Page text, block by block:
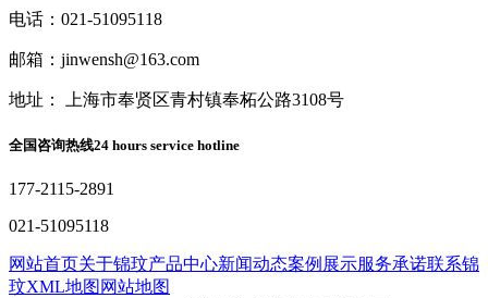
电话：021-51095118
邮箱：jinwensh@163.com
地址： 上海市奉贤区青村镇奉柘公路3108号
全国咨询热线24 hours service hotline
177-2115-2891
021-51095118
网站首页关于锦玟产品中心新闻动态案例展示服务承诺联系锦
玟XML地图 网站地图